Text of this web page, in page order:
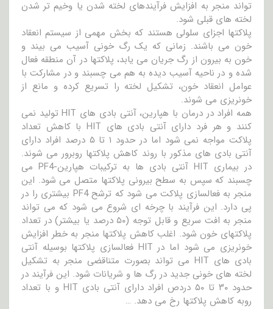
تواند منجر به افزایش فرآیندهای لخته شدن یا وخیم تر شدن
لخته های قبلی شود.
پلاکتها اجزای سلولی هستند که بخش مهمی از سیستم انعقاد
خون می باشند. زمانی که یک رگ خونی آسیب می بیند و
خون به بیرون از رگ جریان می یابد، پلاکتها در آن منطقه فعال
شده و در ناحیه آسیب دیده به هم می چسبند و در مشارکت با
عوامل انعقاد خون، تشکیل لخته را تسریع کرده و مانع از
خونریزی می شوند.
همه افراد در درمان با هپارین، آنتی بادی های HIT تولید نمی
کنند و هر فرد دارای آنتی بادی های HIT با کاهش تعداد
پلاکت مواجه نمی شود اما در حدود ۱ تا ۵ درصد افراد دارای
آنتی بادی های مذکور با روند کاهش پلاکتها روبرور می شوند.
در بیماری HIT آنتی بادی ها به ترکیبات هپارین-PF4 می
چسبند که سپس به سطح بیرونی پلاکتها متصل می شود. این
منجر به فعالسازی پلاکت می شود که ترشح PF4 بیشتری را در
پی دارد. این فرآیند با چرخه ای شروع می شود که می تواند
منجر به افت سریع و قابل توجه (۵۰ درصد یا بیشتر) در تعداد
پلاکتهای خون شود. اغلب کاهش پلاکتها منجر به خطر افزایش
خونریزی می شود اما در HIT فعالسازی پلاکتها بوسیله آنتی
بادی های HIT می تواند بصورت متناقضی منجر به تشکیل
لخته های خونی جدید در رگ ها و شریانات شود. این فرآیند در
حدود ۳۰ تا ۵۰ دردص افراد دارای آنتی بادی HIT و با تعداد
روبه کاهش پلاکتها رخ می دهد. …